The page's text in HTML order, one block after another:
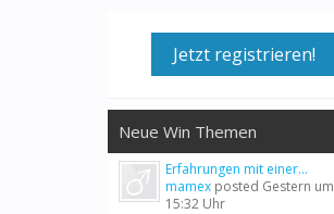
Jetzt registrieren!
Neue Win Themen
Erfahrungen mit einer...
mamex posted Gestern um
15:32 Uhr